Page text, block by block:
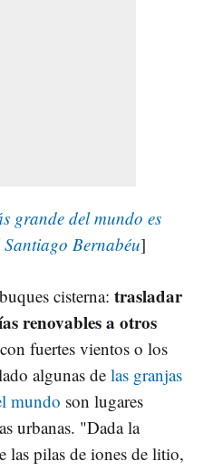
grande del mundo es
Bernabéu]
cisterna: trasladar
renovables a otros
fuertes vientos o los
algunas de las granjas
mundo son lugares
urbanas. "Dada la
las pilas de iones de litio,